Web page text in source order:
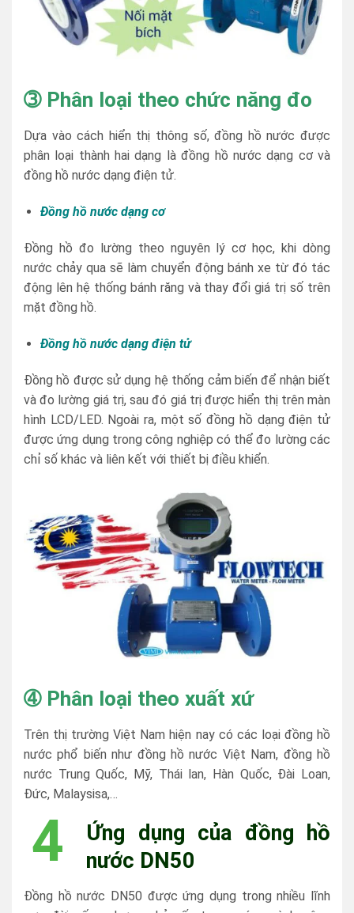
➂ Phân loại theo chức năng đo
Dựa vào cách hiển thị thông số, đồng hồ nước được
phân loại thành hai dạng là đồng hồ nước dạng cơ và
đồng hồ nước dạng điện tử.
Đồng hồ nước dạng cơ
Đồng hồ đo lường theo nguyên lý cơ học, khi dòng
nước chảy qua sẽ làm chuyển động bánh xe từ đó tác
động lên hệ thống bánh răng và thay đổi giá trị số trên
mặt đồng hồ.
Đồng hồ nước dạng điện tử
Đồng hồ được sử dụng hệ thống cảm biến để nhận biết
và đo lường giá trị, sau đó giá trị được hiển thị trên màn
hình LCD/LED. Ngoài ra, một số đồng hồ dạng điện tử
được ứng dụng trong công nghiệp có thể đo lường các
chỉ số khác và liên kết với thiết bị điều khiển.
➃ Phân loại theo xuất xứ
Trên thị trường Việt Nam hiện nay có các loại đồng hồ
nước phổ biến như đồng hồ nước Việt Nam, đồng hồ
nước Trung Quốc, Mỹ, Thái lan, Hàn Quốc, Đài Loan,
Đức, Malaysisa,…
4
Ứng dụng của đồng hồ
nước DN50
Đồng hồ nước DN50 được ứng dụng trong nhiều lĩnh